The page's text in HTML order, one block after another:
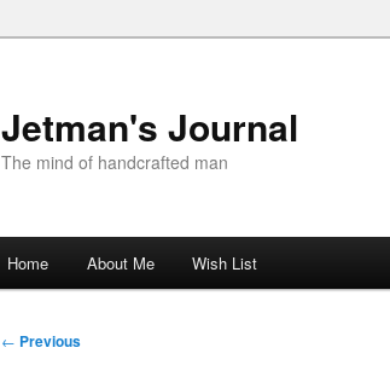
Jetman's Journal
The mind of handcrafted man
Home About Me Wish List
Post
← Previous